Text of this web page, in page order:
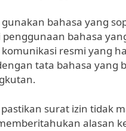
gunakan bahasa yang
penggunaan bahasa
resmi yang
tata bahasa yang
surat izin tidak
alasan